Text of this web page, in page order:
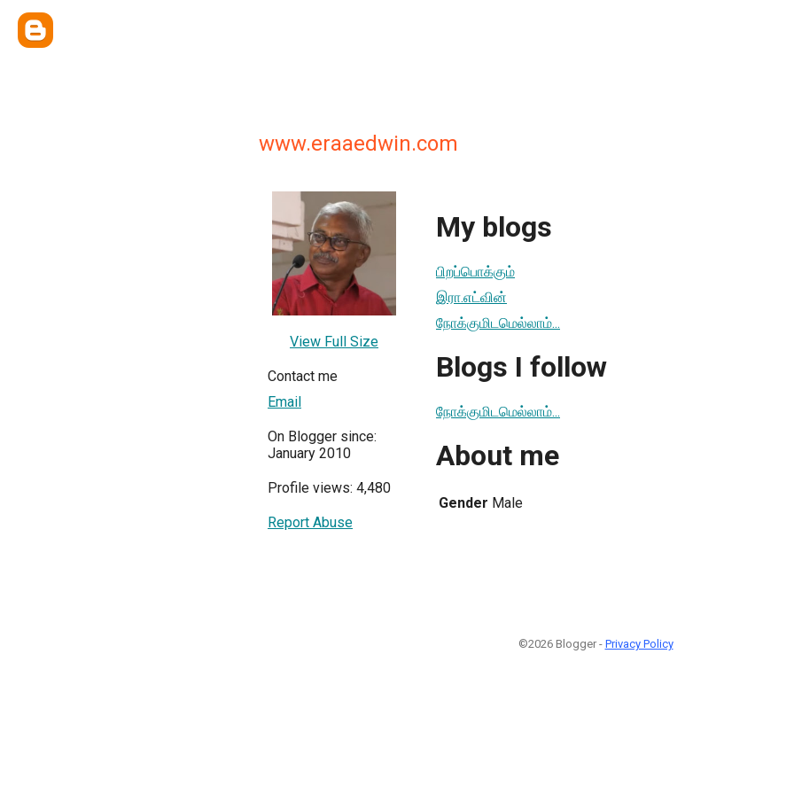
www.eraaedwin.com
View Full Size
Contact me
Email
On Blogger since:
January 2010
Profile views: 4,480
Report Abuse
My blogs
பிறப்பொக்கும்
இரா.எட்வின்
நோக்குமிடமெல்லாம்...
Blogs I follow
நோக்குமிடமெல்லாம்...
About me
Gender Male
©2026 Blogger - Privacy Policy